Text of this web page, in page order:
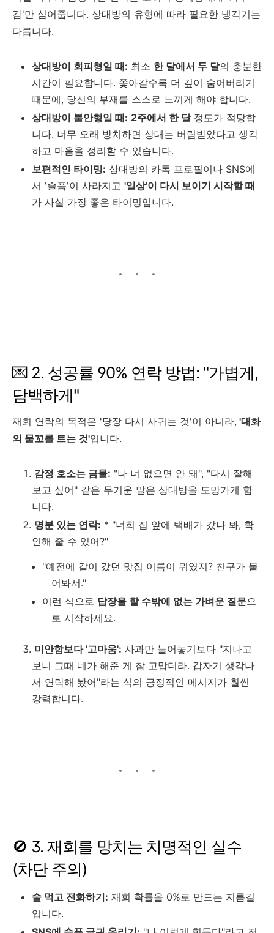
감'만 심어줍니다. 상대방의 유형에 따라 필요한 냉각기는
다릅니다.
상대방이 회피형일 때: 최소 한 달에서 두 달의 충분한
시간이 필요합니다. 쫓아갈수록 더 깊이 숨어버리기
때문에, 당신의 부재를 스스로 느끼게 해야 합니다.
상대방이 불안형일 때: 2주에서 한 달정도가 적당합
니다. 너무 오래 방치하면 상대는 버림받았다고 생각
하고 마음을 정리할 수 있습니다.
보편적인 타이밍: 상대방의 카톡 프로필이나 SNS에
서 '슬픔'이 사라지고 '일상'이 다시 보이기 시작할 때
가 사실 가장 좋은 타이밍입니다.
💌 2. 성공률 90% 연락 방법: "가볍게,
담백하게"
재회 연락의 목적은 '당장 다시 사귀는 것'이 아니라, '대화
의 물꼬를 트는 것'입니다.
감정 호소는 금물: "나 너 없으면 안 돼", "다시 잘해
보고 싶어" 같은 무거운 말은 상대방을 도망가게 합
니다.
명분 있는 연락: * "너희 집 앞에 택배가 갔나 봐, 확
인해 줄 수 있어?"
"예전에 같이 갔던 맛집 이름이 뭐였지? 친구가 물
어봐서."
이런 식으로 답장을 할 수밖에 없는 가벼운 질문으
로 시작하세요.
미안함보다 '고마움': 사과만 늘어놓기보다 "지나고
보니 그때 네가 해준 게 참 고맙더라. 갑자기 생각나
서 연락해 봤어"라는 식의 긍정적인 메시지가 훨씬
강력합니다.
🚫 3. 재회를 망치는 치명적인 실수
(차단 주의)
술 먹고 전화하기: 재회 확률을 0%로 만드는 지름길
입니다.